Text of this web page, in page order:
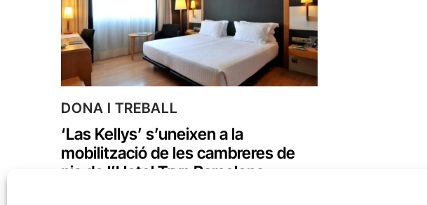
DONA I TREBALL
‘Las Kellys’ s’uneixen a la
mobilització de les cambreres de
pis de l’Hotel Tryp Barcelona